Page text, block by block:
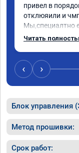
привел в
отклюяили и
Мы,специалтно
области до
,все быстро и
сюда.
Читать
‹ ›
Блок управления
Метод прошивки:
Срок работ: